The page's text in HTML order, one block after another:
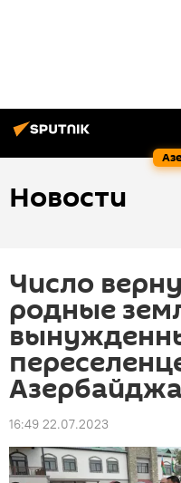
Новости
Число
родные
16:49 22.07.2023